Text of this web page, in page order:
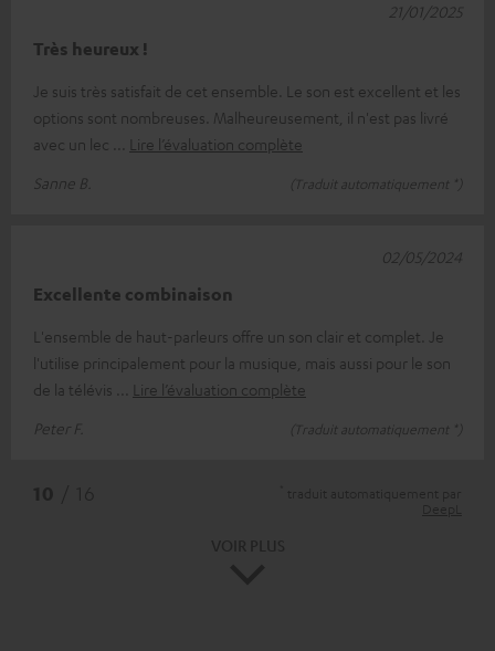
Très heureux !
Je suis très satisfait de cet ensemble. Le son est excellent et les
options sont nombreuses. Malheureusement, il n'est pas livré
avec un lec
Lire l’évaluation complète
Sanne B.
(Traduit automatiquement *)
21/01/2025
Excellente combinaison
L'ensemble de haut-parleurs offre un son clair et complet. Je
l'utilise principalement pour la musique, mais aussi pour le son
de la télévis
Lire l’évaluation complète
Peter F.
(Traduit automatiquement *)
02/05/2024